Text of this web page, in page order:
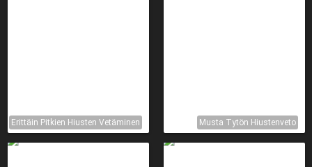
Erittäin Pitkien Hiusten Vetäminen Musta Tytön Hiustenveto